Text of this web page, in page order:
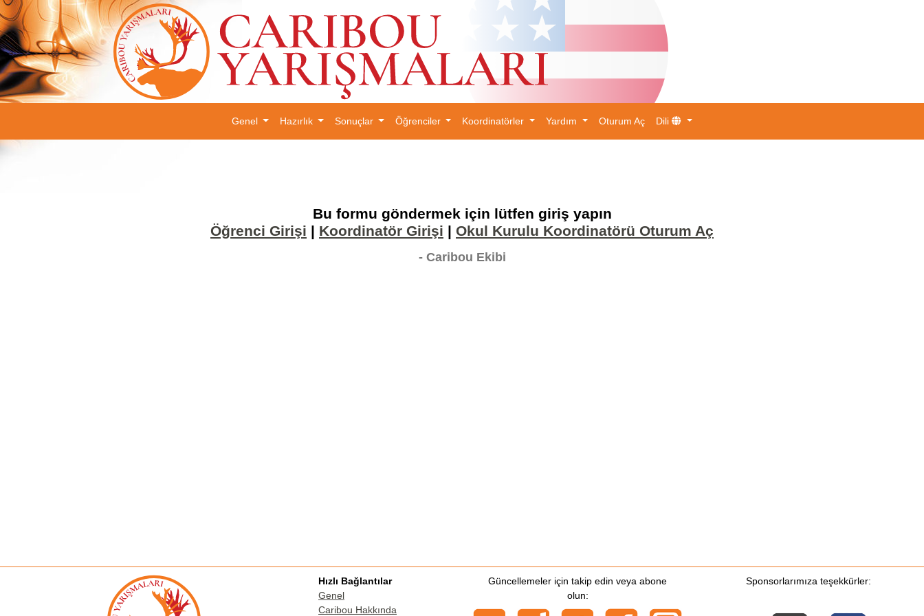
Genel Hazırlık Sonuçlar Öğrenciler Koordinatörler Yardım Oturum Aç Dili
Bu formu göndermek için lütfen giriş yapın
Öğrenci Girişi | Koordinatör Girişi | Okul Kurulu Koordinatörü Oturum Aç
- Caribou Ekibi
Hızlı Bağlantılar
Genel
Caribou Hakkında
Güncellemeler için takip edin veya abone
olun:
Sponsorlarımıza teşekkürler: